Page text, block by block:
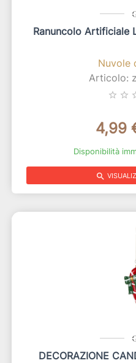
Ranuncolo Artificiale
Nuvole
Articolo:
star_border star_border
4,99
Disponibilità
search
DECORAZIONE